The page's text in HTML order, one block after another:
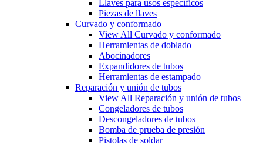
Llaves para usos específicos
Piezas de llaves
Curvado y conformado
View All Curvado y conformado
Herramientas de doblado
Abocinadores
Expandidores de tubos
Herramientas de estampado
Reparación y unión de tubos
View All Reparación y unión de tubos
Congeladores de tubos
Descongeladores de tubos
Bomba de prueba de presión
Pistolas de soldar